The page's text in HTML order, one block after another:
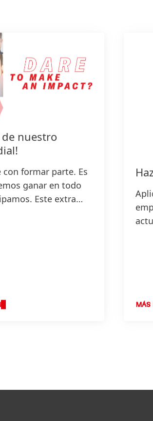
de nuestro
formar parte. Es
ganar en todo
Este extra
MÁS